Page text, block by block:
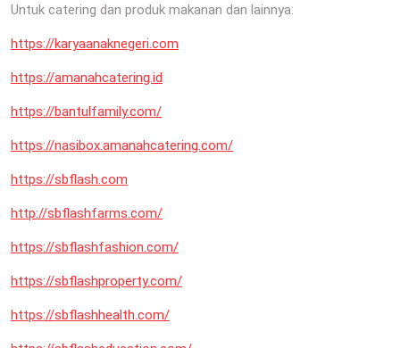
Untuk catering dan produk makanan dan lainnya:
https://karyaanaknegeri.com
https://amanahcatering.id
https://bantulfamily.com/
https://nasibox.amanahcatering.com/
https://sbflash.com
http://sbflashfarms.com/
https://sbflashfashion.com/
https://sbflashproperty.com/
https://sbflashhealth.com/